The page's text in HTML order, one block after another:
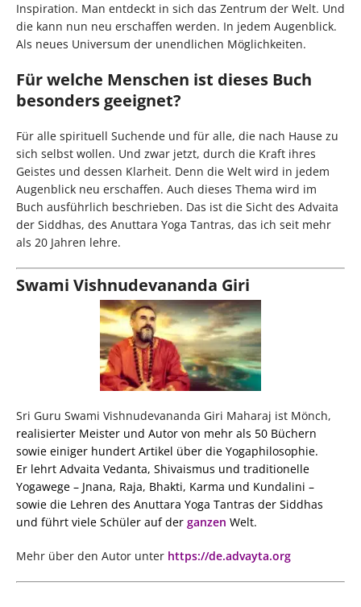
Inspiration. Man entdeckt in sich das Zentrum der Welt. Und
die kann nun neu erschaffen werden. In jedem Augenblick.
Als neues Universum der unendlichen Möglichkeiten.
Für welche Menschen ist dieses Buch
besonders geeignet?
Für alle spirituell Suchende und für alle, die nach Hause zu
sich selbst wollen. Und zwar jetzt, durch die Kraft ihres
Geistes und dessen Klarheit. Denn die Welt wird in jedem
Augenblick neu erschaffen. Auch dieses Thema wird im
Buch ausführlich beschrieben. Das ist die Sicht des Advaita
der Siddhas, des Anuttara Yoga Tantras, das ich seit mehr
als 20 Jahren lehre.
Swami Vishnudevananda Giri
Sri Guru Swami Vishnudevananda Giri Maharaj ist Mönch,
realisierter Meister und Autor von mehr als 50 Büchern
sowie einiger hundert Artikel über die Yogaphilosophie.
Er lehrt Advaita Vedanta, Shivaismus und traditionelle
Yogawege – Jnana, Raja, Bhakti, Karma und Kundalini –
sowie die Lehren des Anuttara Yoga Tantras der Siddhas
und führt viele Schüler auf der ganzen Welt.
Mehr über den Autor unter https://de.advayta.org